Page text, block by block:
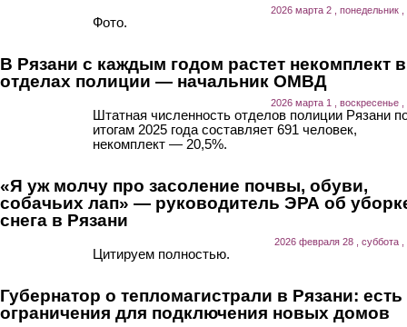
2026 марта 2 , понедельник ,
Фото.
В Рязани с каждым годом растет некомплект в
отделах полиции — начальник ОМВД
2026 марта 1 , воскресенье ,
Штатная численность отделов полиции Рязани
итогам 2025 года составляет 691 человек,
некомплект — 20,5%.
«Я уж молчу про засоление почвы, обуви,
собачьих лап» — руководитель ЭРА об
снега в Рязани
2026 февраля 28 , суббота ,
Цитируем полностью.
Губернатор о тепломагистрали в Рязани: есть
ограничения для подключения новых домов